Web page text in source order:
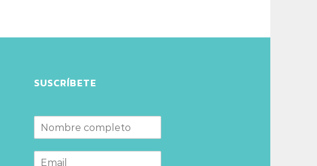
SUSCRÍBETE